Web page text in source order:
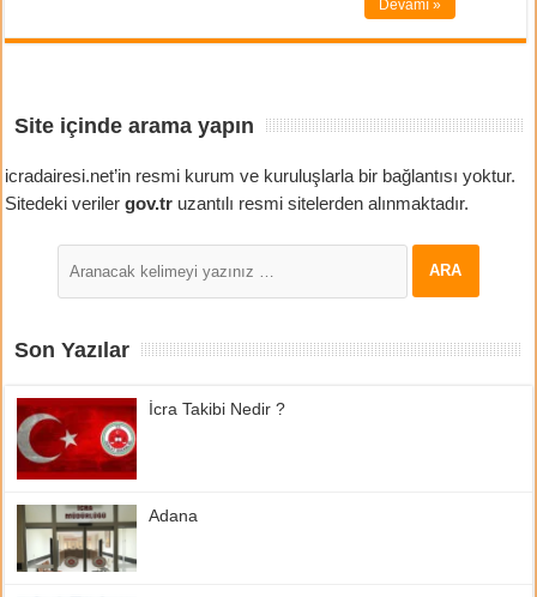
Devamı »
Site içinde arama yapın
icradairesi.net’in resmi kurum ve kuruluşlarla bir bağlantısı yoktur.
Sitedeki verilergov.tr uzantılı resmi sitelerden alınmaktadır.
Son Yazılar
İcra Takibi Nedir ?
Adana